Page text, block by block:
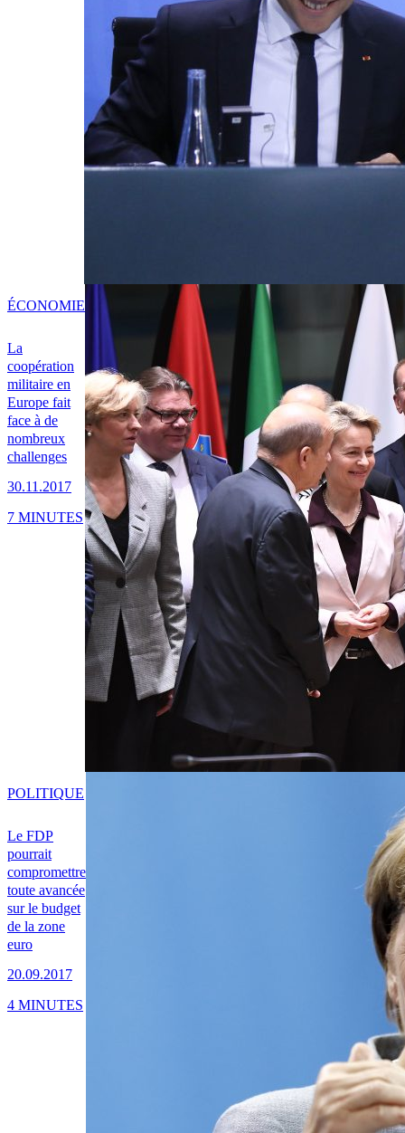
La
coopération
militaire en
Europe fait
face à de
nombreux
challenges
30.11.2017
ÉCONOMIE
7 MINUTES
Le FDP
pourrait
compromettre
toute avancée
sur le budget
de la zone
euro
20.09.2017
POLITIQUE
4 MINUTES